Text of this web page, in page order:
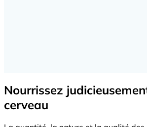
Nourrissez
cerveau